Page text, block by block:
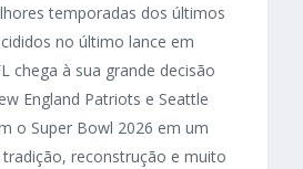
temporadas dos últimos
no último lance em
chega à sua grande decisão
England Patriots e Seattle
o Super Bowl 2026 em um
reconstrução e muito